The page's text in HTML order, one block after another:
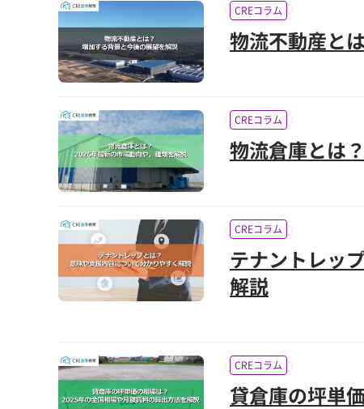
CREコラム
物流不動産と
CREコラム
物流倉庫とは
CREコラム
テナントレッ
解説
CREコラム
貸倉庫の坪単